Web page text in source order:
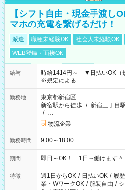
【シフト自由・現金手渡し
マホの充電を繋げるだけ！
派遣 職種未経験OK 社会人未経験OK
WEB登録・面接OK
給与
時給1414円～ ▼日払いOK（
※規定による
勤務地
東京都新宿区
新宿駅から徒歩 / 新宿三丁目
/ …
物流企業
勤務時間 9:00～18:00
期間 即日～OK！ 1日～働けます＾
特徴 週1日からOK / 日払いOK / 履
業・WワークOK / 服装自由 /